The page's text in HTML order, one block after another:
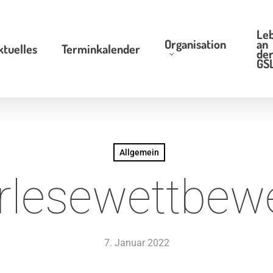
Terminkalender Organisation an
der
Allgemein
7. Januar 2022